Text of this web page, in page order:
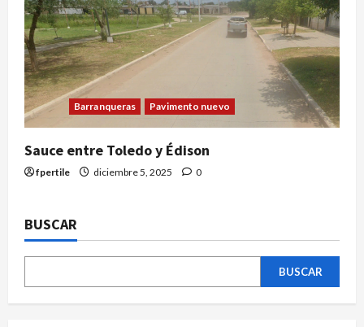
Barranqueras Pavimento nuevo
Sauce entre Toledo y Édison
fpertile diciembre 5, 2025 0
BUSCAR
BUSCAR